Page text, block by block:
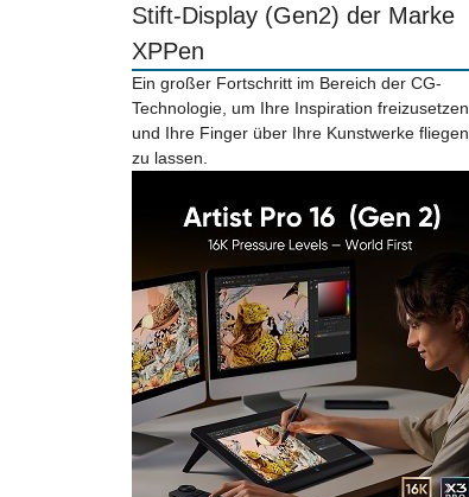
Stift-Display (Gen2) der Marke
XPPen
Ein großer Fortschritt im Bereich der CG-
Technologie, um Ihre Inspiration freizusetzen
und Ihre Finger über Ihre Kunstwerke fliegen
zu lassen.